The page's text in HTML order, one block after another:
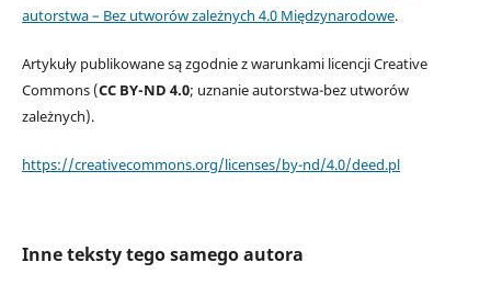
autorstwa – Bez utworów zależnych 4.0 Międzynarodowe.
Artykuły publikowane są zgodnie z warunkami licencji Creative
Commons (CC BY-ND 4.0; uznanie autorstwa-bez utworów
zależnych).
https://creativecommons.org/licenses/by-nd/4.0/deed.pl
Inne teksty tego samego autora